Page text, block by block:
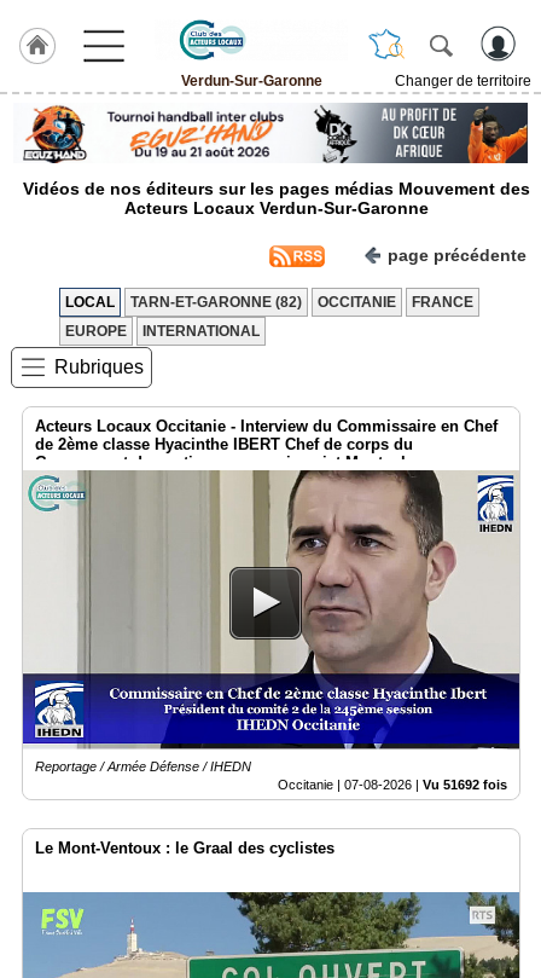
Verdun-Sur-Garonne
Changer de territoire
LABEL
HULCOQ
ACCUEIL
Verdun-
QUI,
Pourquoi
concept
Nos
Objectifs
Rubriques
Blogs
propos
Devenir
Vidéos de nos éditeurs sur les pages médias Mouvement des
Acteurs Locaux Verdun-Sur-Garonne
page précédente
LOCAL TARN-ET-GARONNE (82) OCCITANIE
FRANCE
EUROPE
INTERNATIONAL
Rubriques
Acteurs Locaux Occitanie - Interview du Commissaire en Chef
de 2ème classe Hyacinthe IBERT Chef de corps du
Groupement de soutien au commissariat Montauban
Reportage / Armée Défense / IHEDN
Occitanie | 07-08-2026 Vu 51692 fois
Le Mont-Ventoux : le Graal des cyclistes